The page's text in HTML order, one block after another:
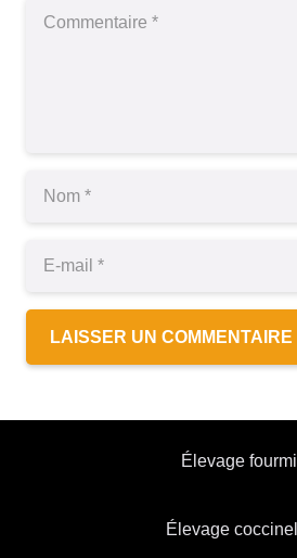
LAISSER UN COMMENTAIRE
Élevage
Élevage